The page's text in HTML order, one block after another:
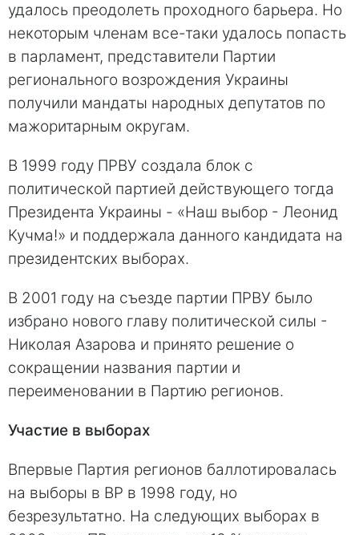
удалось преодолеть проходного барьера. Но
некоторым членам все-таки удалось попасть
в парламент, представители Партии
регионального возрождения Украины
получили мандаты народных депутатов по
мажоритарным округам.
В 1999 году ПРВУ создала блок с
политической партией действующего тогда
Президента Украины - «Наш выбор - Леонид
Кучма!» и поддержала данного кандидата на
президентских выборах.
В 2001 году на съезде партии ПРВУ было
избрано нового главу политической силы -
Николая Азарова и принято решение о
сокращении названия партии и
переименовании в Партию регионов.
Участие в выборах
Впервые Партия регионов баллотировалась
на выборы в ВР в 1998 году, но
безрезультатно. На следующих выборах в